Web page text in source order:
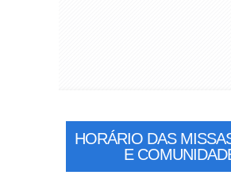
HORÁRIO DAS
E